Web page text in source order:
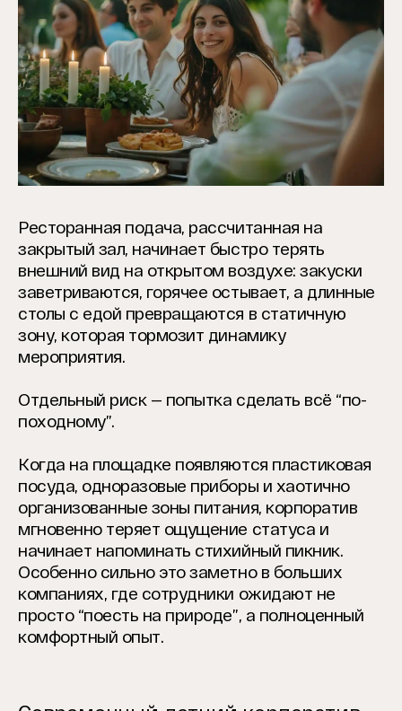
Ресторанная подача, рассчитанная на
закрытый зал, начинает быстро терять
внешний вид на открытом воздухе: закуски
заветриваются, горячее остывает, а длинные
столы с едой превращаются в статичную
зону, которая тормозит динамику
мероприятия.
Отдельный риск — попытка сделать всё “по-
походному”.
Когда на площадке появляются пластиковая
посуда, одноразовые приборы и хаотично
организованные зоны питания, корпоратив
мгновенно теряет ощущение статуса и
начинает напоминать стихийный пикник.
Особенно сильно это заметно в больших
компаниях, где сотрудники ожидают не
просто “поесть на природе”, а полноценный
комфортный опыт.